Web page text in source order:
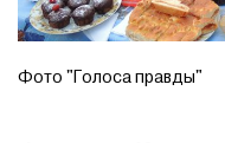
Фото "Голоса правды"